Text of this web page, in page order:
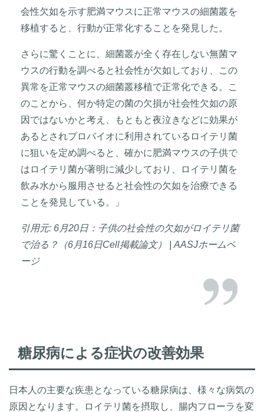
会性欠如を示す肥満マウスに正常マウスの細菌叢を
移植すると、行動が正常化することを発見した。
さらに驚くことに、細菌叢が全く存在しない無菌マ
ウスの行動を調べると社会性が欠如しており、この
異常を正常マウスの細菌叢移植で正常化できる。こ
のことから、何か特定の菌の欠損が社会性欠如の原
因ではないかと考え、もともと夜泣きなどに効果が
あるとされプロバイオに利用されているロイテリ菌
に狙いを定め調べると、確かに肥満マウスの子供で
はロイテリ菌が著明に減少しており、ロイテリ菌を
飲み水から服用させると社会性の欠如を治療できる
ことを発見している。」
引用元: 6月20日：子供の社会性の欠如がロイテリ菌
で治る？（6月16日Cell掲載論文） | AASJホームペ
ージ
糖尿病による症状の改善効果
日本人の主要な疾患となっている糖尿病は、様々な病気の
原因となります。ロイテリ菌を摂取し、腸内フローラを変